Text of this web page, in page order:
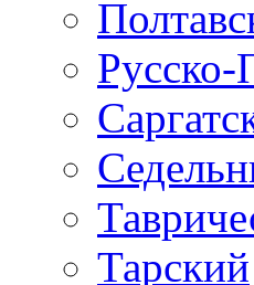
Русско-
Тарский